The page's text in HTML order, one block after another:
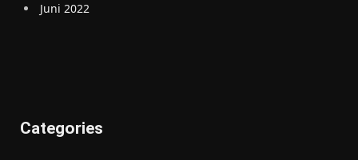
Juni 2022
Categories